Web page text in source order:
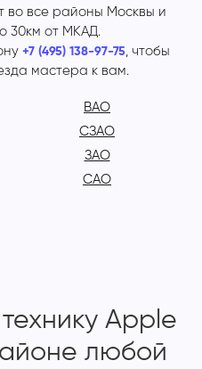
все районы Москвы и
30км от МКАД.
+7 (495) 138-97-75, чтобы
мастера к вам.
ВАО
СЗАО
ЗАО
САО
Apple
любой